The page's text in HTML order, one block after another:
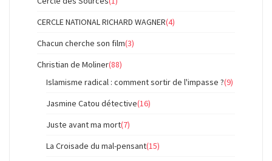
CERCLE NATIONAL RICHARD WAGNER(4)
Chacun cherche son film(3)
Christian de Moliner(88)
Islamisme radical : comment sortir de l'impasse ?(9)
Jasmine Catou détective(16)
Juste avant ma mort(7)
La Croisade du mal-pensant(15)